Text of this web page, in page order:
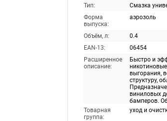
Тип:
Смазка
Форма
выпуска:
аэрозоль
Объём, л:
0.4
EAN-13:
06454
Расширенное
описание:
Быстро и
выгорания,
структуру,
виниловых
бамперов.
Товарная
группа:
уход и